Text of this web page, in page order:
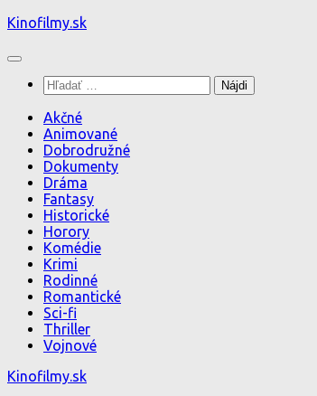
Preskočiť
obsah
Kinofilmy.sk
Hľadať:
Akčné
Animované
Dobrodružné
Dokumenty
Dráma
Fantasy
Historické
Horory
Komédie
Krimi
Rodinné
Romantické
Sci-fi
Thriller
Vojnové
Kinofilmy.sk